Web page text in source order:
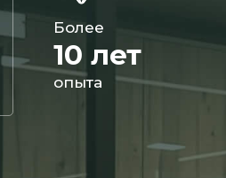
Более
10 лет
опыта